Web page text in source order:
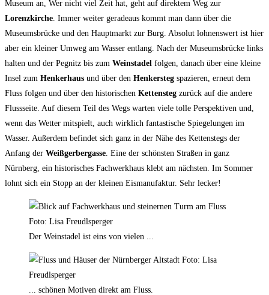
Museum an, Wer nicht viel Zeit hat, geht auf direktem Weg zur
Lorenzkirche . Immer weiter geradeaus kommt man dann über die
Museumsbrücke und den Hauptmarkt zur Burg. Absolut lohnenswert ist hier
aber ein kleiner Umweg am Wasser entlang. Nach der Museumsbrücke links
halten und der Pegnitz bis zum Weinstadel folgen, danach über eine kleine
Insel zum Henkerhaus und über den Henkersteg spazieren, erneut dem
Fluss folgen und über den historischen Kettensteg zurück auf die andere
Flussseite. Auf diesem Teil des Wegs warten viele tolle Perspektiven und,
wenn das Wetter mitspielt, auch wirklich fantastische Spiegelungen im
Wasser. Außerdem befindet sich ganz in der Nähe des Kettenstegs der
Anfang der Weißgerbergasse . Eine der schönsten Straßen in ganz
Nürnberg, ein historisches Fachwerkhaus klebt am nächsten. Im Sommer
lohnt sich ein Stopp an der kleinen Eismanufaktur. Sehr lecker!
Der Weinstadel ist eins von vielen ...
... schönen Motiven direkt am Fluss.